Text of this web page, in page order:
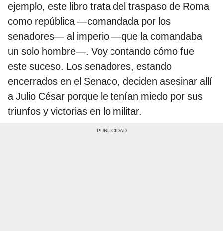
ejemplo, este libro trata del traspaso de Roma
como república ―comandada por los
senadores― al imperio ―que la comandaba
un solo hombre―. Voy contando cómo fue
este suceso. Los senadores, estando
encerrados en el Senado, deciden asesinar allí
a Julio César porque le tenían miedo por sus
triunfos y victorias en lo militar.